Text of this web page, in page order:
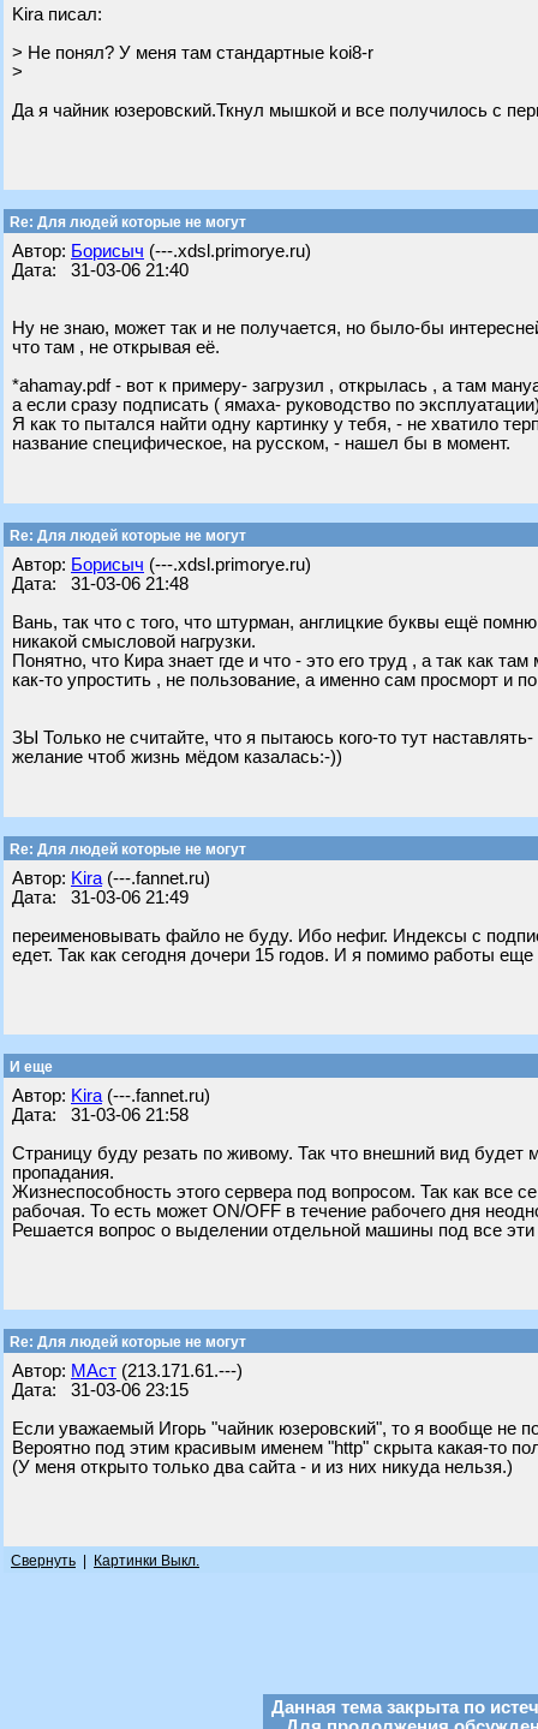
Kira писал:
> Не понял? У меня там стандартные koi8-r
>
Да я чайник юзеровский.Ткнул мышкой и все получилось с
Re: Для людей которые не могут
Автор: Борисыч (---.xdsl.primorye.ru)
Дата: 31-03-06 21:40
Ну не знаю, может так и не получается, но было-бы
что там , не открывая её.
*ahamay.pdf - вот к примеру- загрузил , открылась , а там
а если сразу подписать ( ямаха- руководство по
Я как то пытался найти одну картинку у тебя, - не хватило
название специфическое, на русском, - нашел бы в момент.
Re: Для людей которые не могут
Автор: Борисыч (---.xdsl.primorye.ru)
Дата: 31-03-06 21:48
Вань, так что с того, что штурман, англицкие буквы ещё
никакой смысловой нагрузки.
Понятно, что Кира знает где и что - это его труд , а так как
как-то упростить , не пользование, а именно сам просморт и
ЗЫ Только не считайте, что я пытаюсь кого-то тут
желание чтоб жизнь мёдом казалась:-))
Re: Для людей которые не могут
Автор: Kira (---.fannet.ru)
Дата: 31-03-06 21:49
переименовывать файло не буду. Ибо нефиг. Индексы с
едет. Так как сегодня дочери 15 годов. И я помимо работы
И еще
Автор: Kira (---.fannet.ru)
Дата: 31-03-06 21:58
Страницу буду резать по живому. Так что внешний вид
пропадания.
Жизнеспособность этого сервера под вопросом. Так как все
рабочая. То есть может ON/OFF в течение рабочего дня
Решается вопрос о выделении отдельной машины под все эти
Re: Для людей которые не могут
Автор: МАст (213.171.61.---)
Дата: 31-03-06 23:15
Если уважаемый Игорь "чайник юзеровский", то я вообще не
Вероятно под этим красивым именем "http" скрыта какая-то
(У меня открыто только два сайта - и из них никуда нельзя.)
Свернуть Картинки Выкл.
Данная тема закрыта по